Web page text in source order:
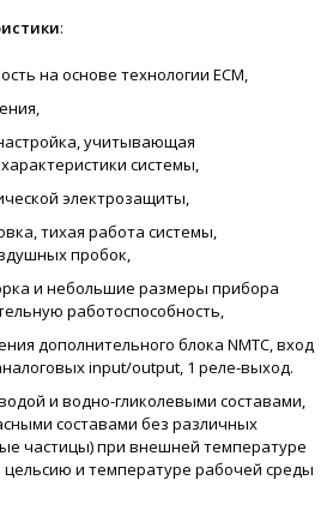
:
на основе технологии ECM,
учитывающая
системы,
электрозащиты,
тихая работа системы,
пробок,
и небольшие размеры прибора
работоспособность,
дополнительного блока NMTC, вход
input/output, 1 реле-выход.
и водно-гликолевыми составами,
составами без различных
частицы) при внешней температуре
цельсию и температуре рабочей среды